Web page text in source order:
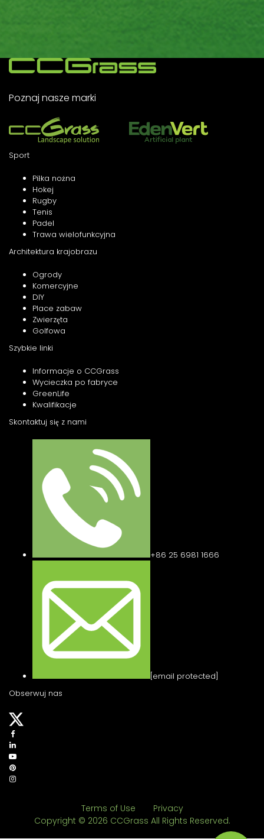
Poznaj nasze marki
Sport
Piłka nożna
Hokej
Rugby
Tenis
Padel
Trawa wielofunkcyjna
Architektura krajobrazu
Ogrody
Komercyjne
DIY
Place zabaw
Zwierzęta
Golfowa
Szybkie linki
Informacje o CCGrass
Wycieczka po fabryce
GreenLife
Kwalifikacje
Skontaktuj się z nami
+86 25 6981 1666
[email protected]
Obserwuj nas
Terms of Use
Privacy
Copyright © 2026 CCGrass All Rights Reserved.